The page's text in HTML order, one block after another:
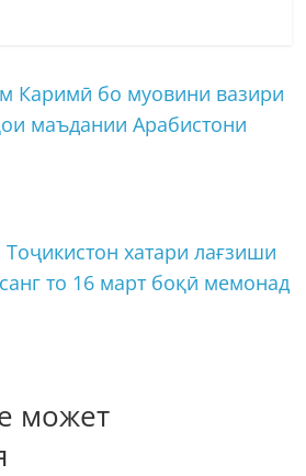
Каримӣ бо муовини вазири
маъдании Арабистони
хатари лағзиши
то 16 март боқӣ мемонад
может